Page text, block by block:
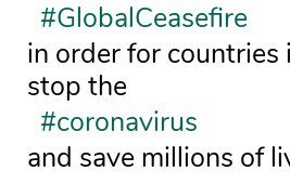
#GlobalCeasefire
in order for countries
stop the
#coronavirus
and save millions of